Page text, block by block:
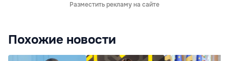
Разместить рекламу на сайте
Похожие новости